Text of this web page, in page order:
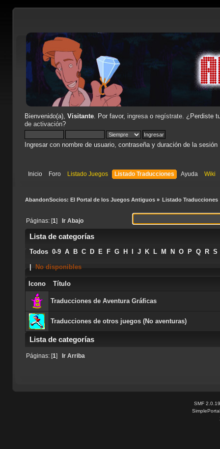
Bienvenido(a), Visitante. Por favor, ingresao regístrate. ¿Perdiste
de activación?
Ingresar con nombre de usuario, contraseña y duración de la sesión
Inicio Foro Listado Juegos Listado Traducciones Ayuda Wiki
AbandonSocios: El Portal de los Juegos Antiguos» Listado Traducciones
Páginas: [1] Ir Abajo
Lista de categorías
Todos 0-9 A B C D E F G H J K L M N O P Q R S
No disponibles
Icono Título
Traducciones de Aventura Gráficas
Traducciones de otros juegos (No aventuras)
Lista de categorías
Todos 0-9 A B C
Páginas: [1] Ir Arriba
SMF 2.0.19